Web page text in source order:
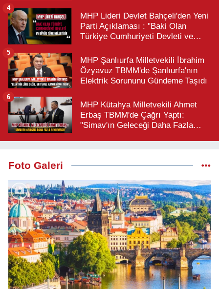
MHP Lideri Devlet Bahçeli'den Yeni
Parti Açıklaması : "Baki Olan
Türkiye Cumhuriyeti Devleti ve
4
MHP Şanlıurfa Milletvekili İbrahim
Özyavuz TBMM'de Şanlıurfa'nın
Elektrik Sorununu Gündeme Taşıdı
5
MHP Kütahya Milletvekili Ahmet
Erbaş TBMM'de Çağrı Yaptı:
"Simav'ın Geleceği Daha Fazla
6
Foto Galeri